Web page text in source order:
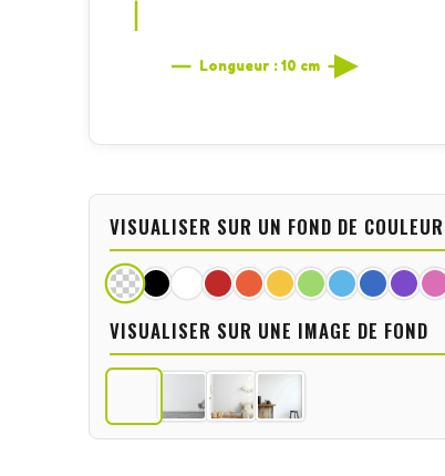
Longueur : 10 cm
VISUALISER SUR UN FOND DE COULEUR
VISUALISER SUR UNE IMAGE DE FOND